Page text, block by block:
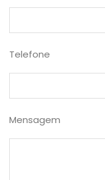
Telefone
Mensagem